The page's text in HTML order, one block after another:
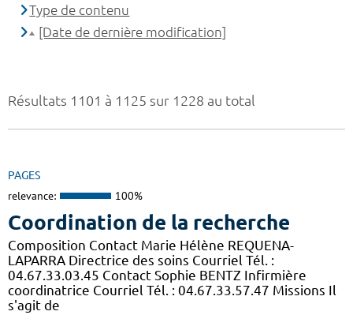
Résultats 1101 à 1125 sur 1228 au total
PAGES
relevance: 100%
Coordination de la recherche
Composition Contact Marie Hélène REQUENA-
LAPARRA Directrice des soins Courriel Tél. :
04.67.33.03.45 Contact Sophie BENTZ Infirmière
coordinatrice Courriel Tél. : 04.67.33.57.47 Missions Il
s'agit de
Type de contenu
[Date de dernière modification]